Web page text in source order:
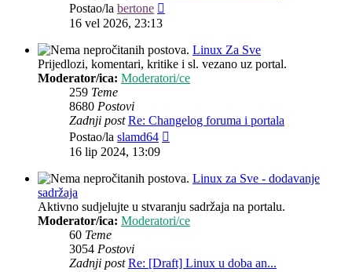
Postao/la bertone
16 vel 2026, 23:13
Linux Za Sve
Prijedlozi, komentari, kritike i sl. vezano uz portal.
Moderator/ica: Moderatori/ce
259 Teme
8680 Postovi
Zadnji post Re: Changelog foruma i portala
Postao/la slamd64
16 lip 2024, 13:09
Linux za Sve - dodavanje
sadržaja
Aktivno sudjelujte u stvaranju sadržaja na portalu.
Moderator/ica: Moderatori/ce
60 Teme
3054 Postovi
Zadnji post Re: [Draft] Linux u doba an...